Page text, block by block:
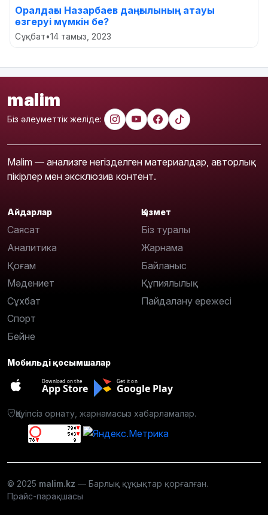
Оралдағы Назарбаев даңғылының атауы
өзгеруі мүмкін бе?
Сұқбат•14 тамыз, 2023
malim
Біз әлеуметтік желіде:
Malim — анализге негізделген материалдар, авторлық
пікірлер мен эксклюзив контент.
Айдарлар
Саясат
Аналитика
Қоғам
Мәдениет
Сұхбат
Спорт
Бейне
Қызмет
Біз туралы
Жарнама
Байланыс
Құпиялылық
Пайдалану ережесі
Мобильді қосымшалар
Download on the
App Store
Get it on
Google Play
Қауіпсіз орнату, жарнамасыз хабарламалар.
© 2025 malim.kz — Барлық құқықтар қорғалған.
Прайс-парақшасы